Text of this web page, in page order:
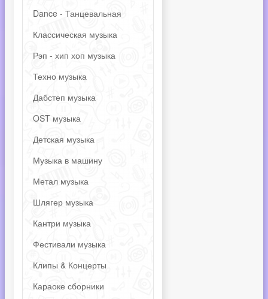
Dance - Танцевальная
Классическая музыка
Рэп - хип хоп музыка
Техно музыка
Дабстеп музыка
OST музыка
Детская музыка
Музыка в машину
Метал музыка
Шлягер музыка
Кантри музыка
Фестивали музыка
Клипы & Концерты
Караоке сборники